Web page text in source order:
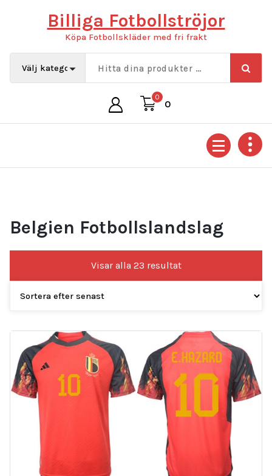
Billiga Fotbollströjor
Köpa Fotbollskläder med fri frakt
0
0
Belgien Fotbollslandslag
Visar alla 23 resultatSortera
efter